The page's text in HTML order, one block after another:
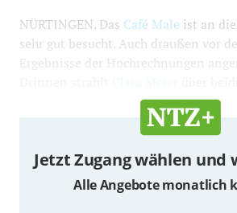
NÜRTINGEN. Das Café Male ist an
sehr gut besucht. Auch draußen vor
Ergebnisse der Hochrechnungen
Jetzt Zugang wählen und
Alle Angebote monatlich